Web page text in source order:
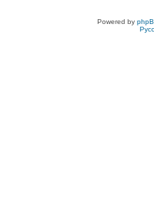
Powered by